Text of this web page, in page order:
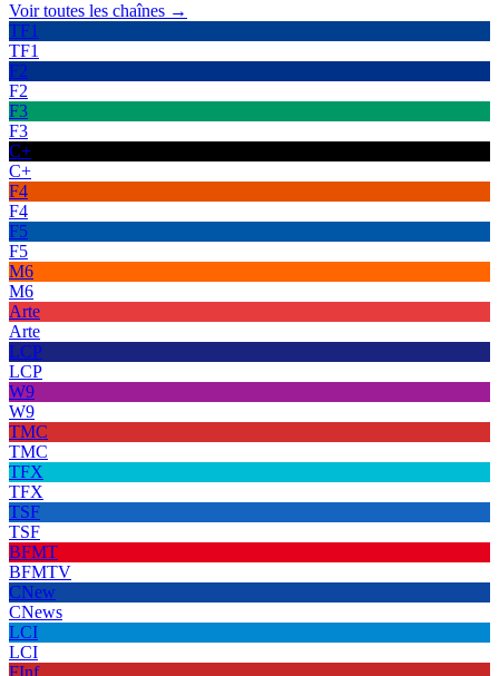
Voir toutes les chaînes →
TF1
TF1
F2
F2
F3
F3
C+
C+
F4
F4
F5
F5
M6
M6
Arte
Arte
LCP
LCP
W9
W9
TMC
TMC
TFX
TFX
TSF
TSF
BFMT
BFMTV
CNew
CNews
LCI
LCI